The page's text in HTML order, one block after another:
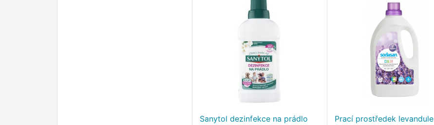
Sanytol dezinfekce na prádlo
Prací prostředek levandule